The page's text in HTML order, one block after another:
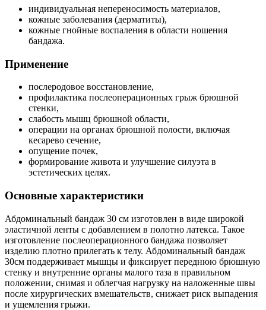
индивидуальная непереносимость материалов,
кожные заболевания (дерматиты),
кожные гнойные воспаления в области ношения
бандажа.
Применение
послеродовое восстановление,
профилактика послеоперационных грыж брюшной
стенки,
слабость мышц брюшной области,
операции на органах брюшной полости, включая
кесарево сечение,
опущение почек,
формирование живота и улучшение силуэта в
эстетических целях.
Основные характеристики
Абдоминальный бандаж 30 см изготовлен в виде широкой
эластичной ленты с добавлением в полотно латекса. Такое
изготовление послеоперационного бандажа позволяет
изделию плотно прилегать к телу. Абдоминальный бандаж
30см поддерживает мышцы и фиксирует переднюю брюшную
стенку и внутренние органы малого таза в правильном
положении, снимая и облегчая нагрузку на наложенные швы
после хирургических вмешательств, снижает риск выпадения
и ущемления грыжи.